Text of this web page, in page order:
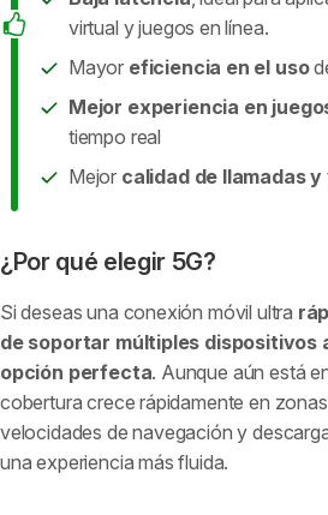
virtual y juegos en línea.
Mayor eficiencia en el uso
Mejor experiencia en
tiempo real
Mejor calidad de llamadas
¿Por qué elegir 5G?
Si deseas una conexión móvil ultra
de soportar múltiples dispositivos
opción perfecta. Aunque aún está
cobertura crece rápidamente en
velocidades de navegación y
una experiencia más fluida.